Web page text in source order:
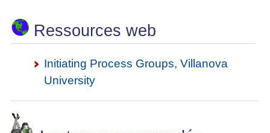
Ressources web
Initiating Process Groups, Villanova
University